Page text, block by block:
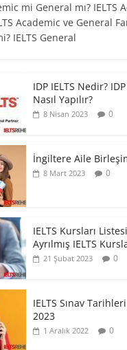
mi General mı? IELTS
Academic ve General
IELTS General
IDP IELTS Nedir?
Nasıl Yapılır?
8 Nisan 2023 0
İngiltere Aile
8 Mart 2023 0
IELTS Kursları
Ayrılmış IELTS
21 Şubat 2023 0
IELTS Sınav
2023
1 Aralık 2022 0